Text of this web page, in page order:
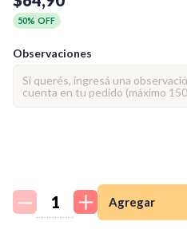
tienda así para mi
emprendimiento!
50% OFF
Observaciones
Agregar